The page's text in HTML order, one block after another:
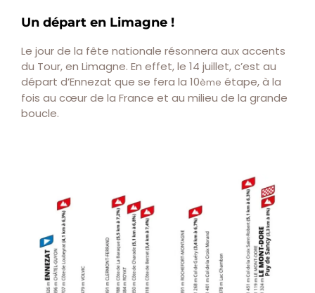
Un départ en Limagne !
Le jour de la fête nationale résonnera aux accents
du Tour, en Limagne. En effet, le 14 juillet, c’est au
départ d’Ennezat que se fera la 10ème étape, à la
fois au cœur de la France et au milieu de la grande
boucle.